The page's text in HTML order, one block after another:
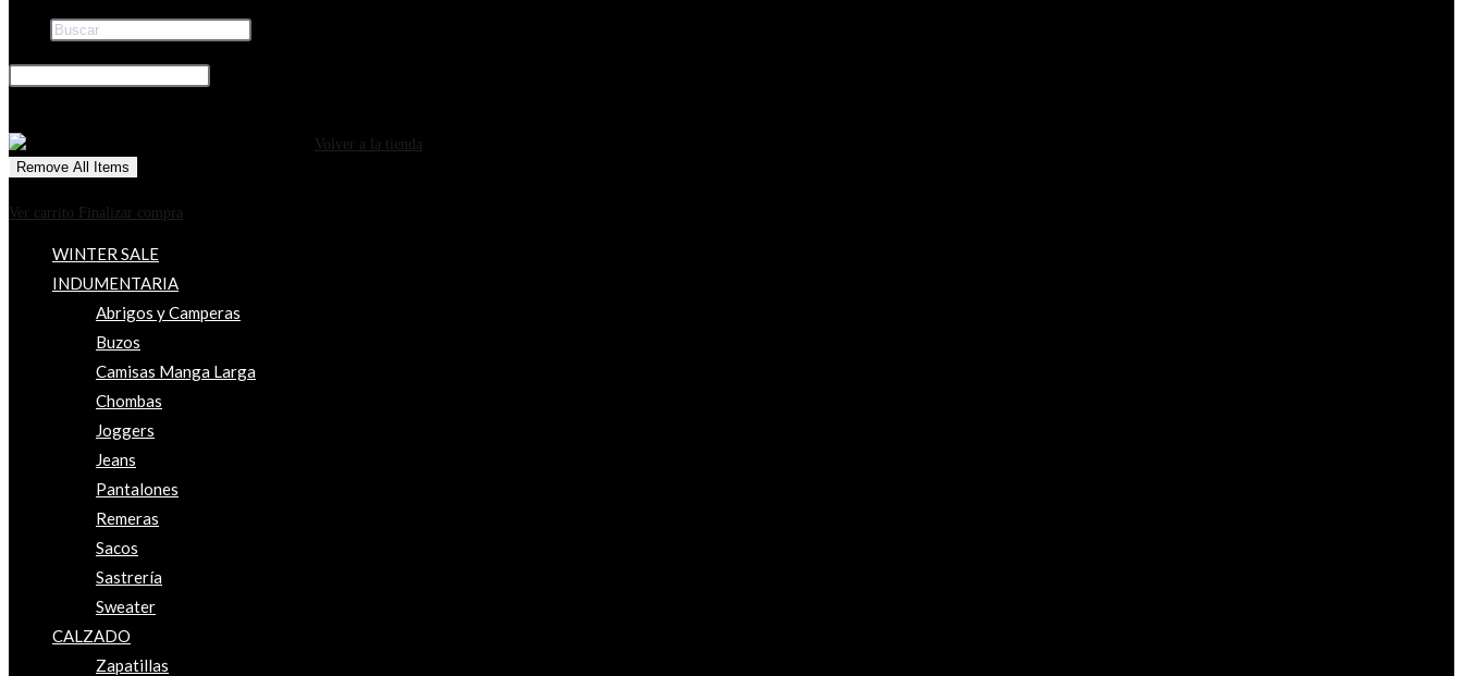
Volver a la tienda
Remove All Items
Ver carrito
Finalizar compra
WINTER SALE
INDUMENTARIA
Abrigos y Camperas
Buzos
Camisas Manga Larga
Chombas
Joggers
Jeans
Pantalones
Remeras
Sacos
Sastrería
Sweater
CALZADO
Zapatillas